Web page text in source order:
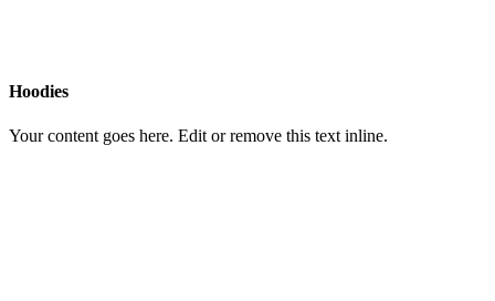
Hoodies
Your content goes here. Edit or remove this text inline.